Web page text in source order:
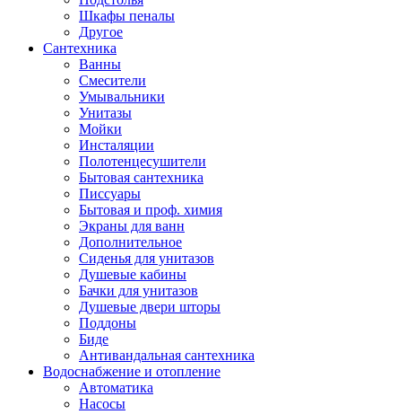
Шкафы пеналы
Другое
Сантехника
Ванны
Смесители
Умывальники
Унитазы
Мойки
Инсталяции
Полотенцесушители
Бытовая сантехника
Писсуары
Бытовая и проф. химия
Экраны для ванн
Дополнительное
Сиденья для унитазов
Душевые кабины
Бачки для унитазов
Душевые двери шторы
Поддоны
Биде
Антивандальная сантехника
Водоснабжение и отопление
Автоматика
Насосы